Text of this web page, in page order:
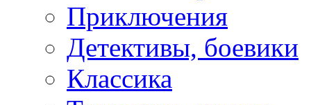
Приключения
Детективы, боевики
Классика